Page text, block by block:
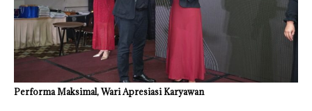
Performa Maksimal, Wari Apresiasi Karyawan